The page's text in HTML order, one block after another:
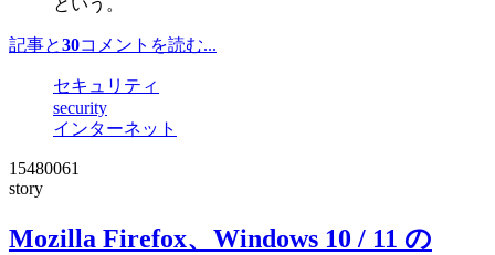
という。
記事と30コメントを読む...
セキュリティ
security
インターネット
15480061
story
Mozilla Firefox、Windows 10 / 11 の